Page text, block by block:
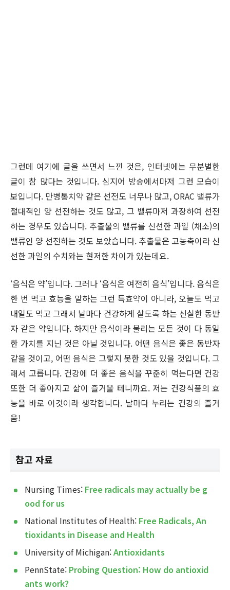
그런데 여기에 글을 쓰면서 느낀 것은, 인터넷에는 무분별한
글이 참 많다는 것입니다. 심지어 방송에서마저 그런 모습이
보입니다. 만병통치약 같은 선전도 너무나 많고, ORAC 밸류가
절대적인 양 선전하는 것도 많고, 그 밸류마저 과장하여 선전
하는 경우도 있습니다. 추출물의 밸류를 신선한 과일 (채소)의
밸류인 양 선전하는 것도 보았습니다. 추출물은 고농축이라 신
선한 과일의 수치와는 현저한 차이가 있는데요.
‘음식은 약’입니다. 그러나 ‘음식은 여전히 음식’입니다. 음식은
한 번 먹고 효능을 말하는 그런 특효약이 아니라, 오늘도 먹고
내일도 먹고 그래서 날마다 건강하게 살도록 하는 신실한 동반
자 같은 약입니다. 하지만 음식이라 불리는 모든 것이 다 동일
한 가치를 지닌 것은 아닐 것입니다. 어떤 음식은 좋은 동반자
같을 것이고, 어떤 음식은 그렇지 못한 것도 있을 것입니다. 그
래서 고릅니다. 건강에 더 좋은 음식을 꾸준히 먹는다면 건강
또한 더 좋아지고 삶이 즐거울 테니까요. 저는 건강식품의 효
능을 바로 이것이라 생각합니다. 날마다 누리는 건강의 즐거
움!
참고 자료
Nursing Times: Free radicals may actually be g
ood for us
National Institutes of Health: Free Radicals, An
tioxidants in Disease and Health
University of Michigan:Antioxidants
PennState: Probing Question: How do antioxid
ants work?